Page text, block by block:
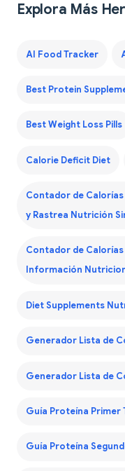
Explora Más
AI Food Tracker
Best Protein
Best Weight Loss Pills
Calorie Deficit Diet
Contador de
y Rastrea Nutrición
Contador de
Información
Diet Supplements
Generador Lista de
Generador Lista de
Guía Proteína Primer
Guía Proteína